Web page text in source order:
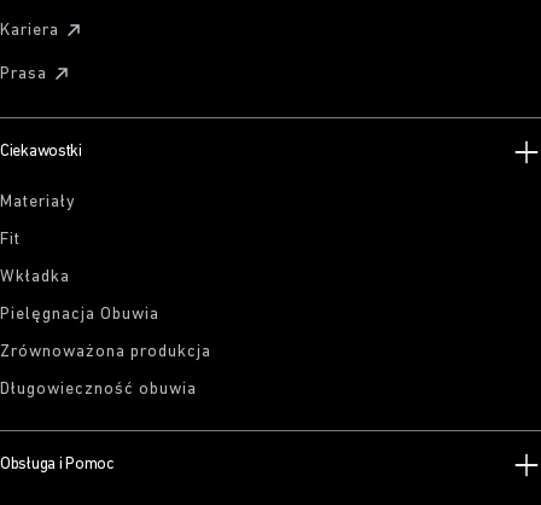
Kariera
Prasa
Ciekawostki
Materiały
Fit
Wkładka
Pielęgnacja Obuwia
Zrównoważona produkcja
Długowieczność obuwia
Obsługa i Pomoc